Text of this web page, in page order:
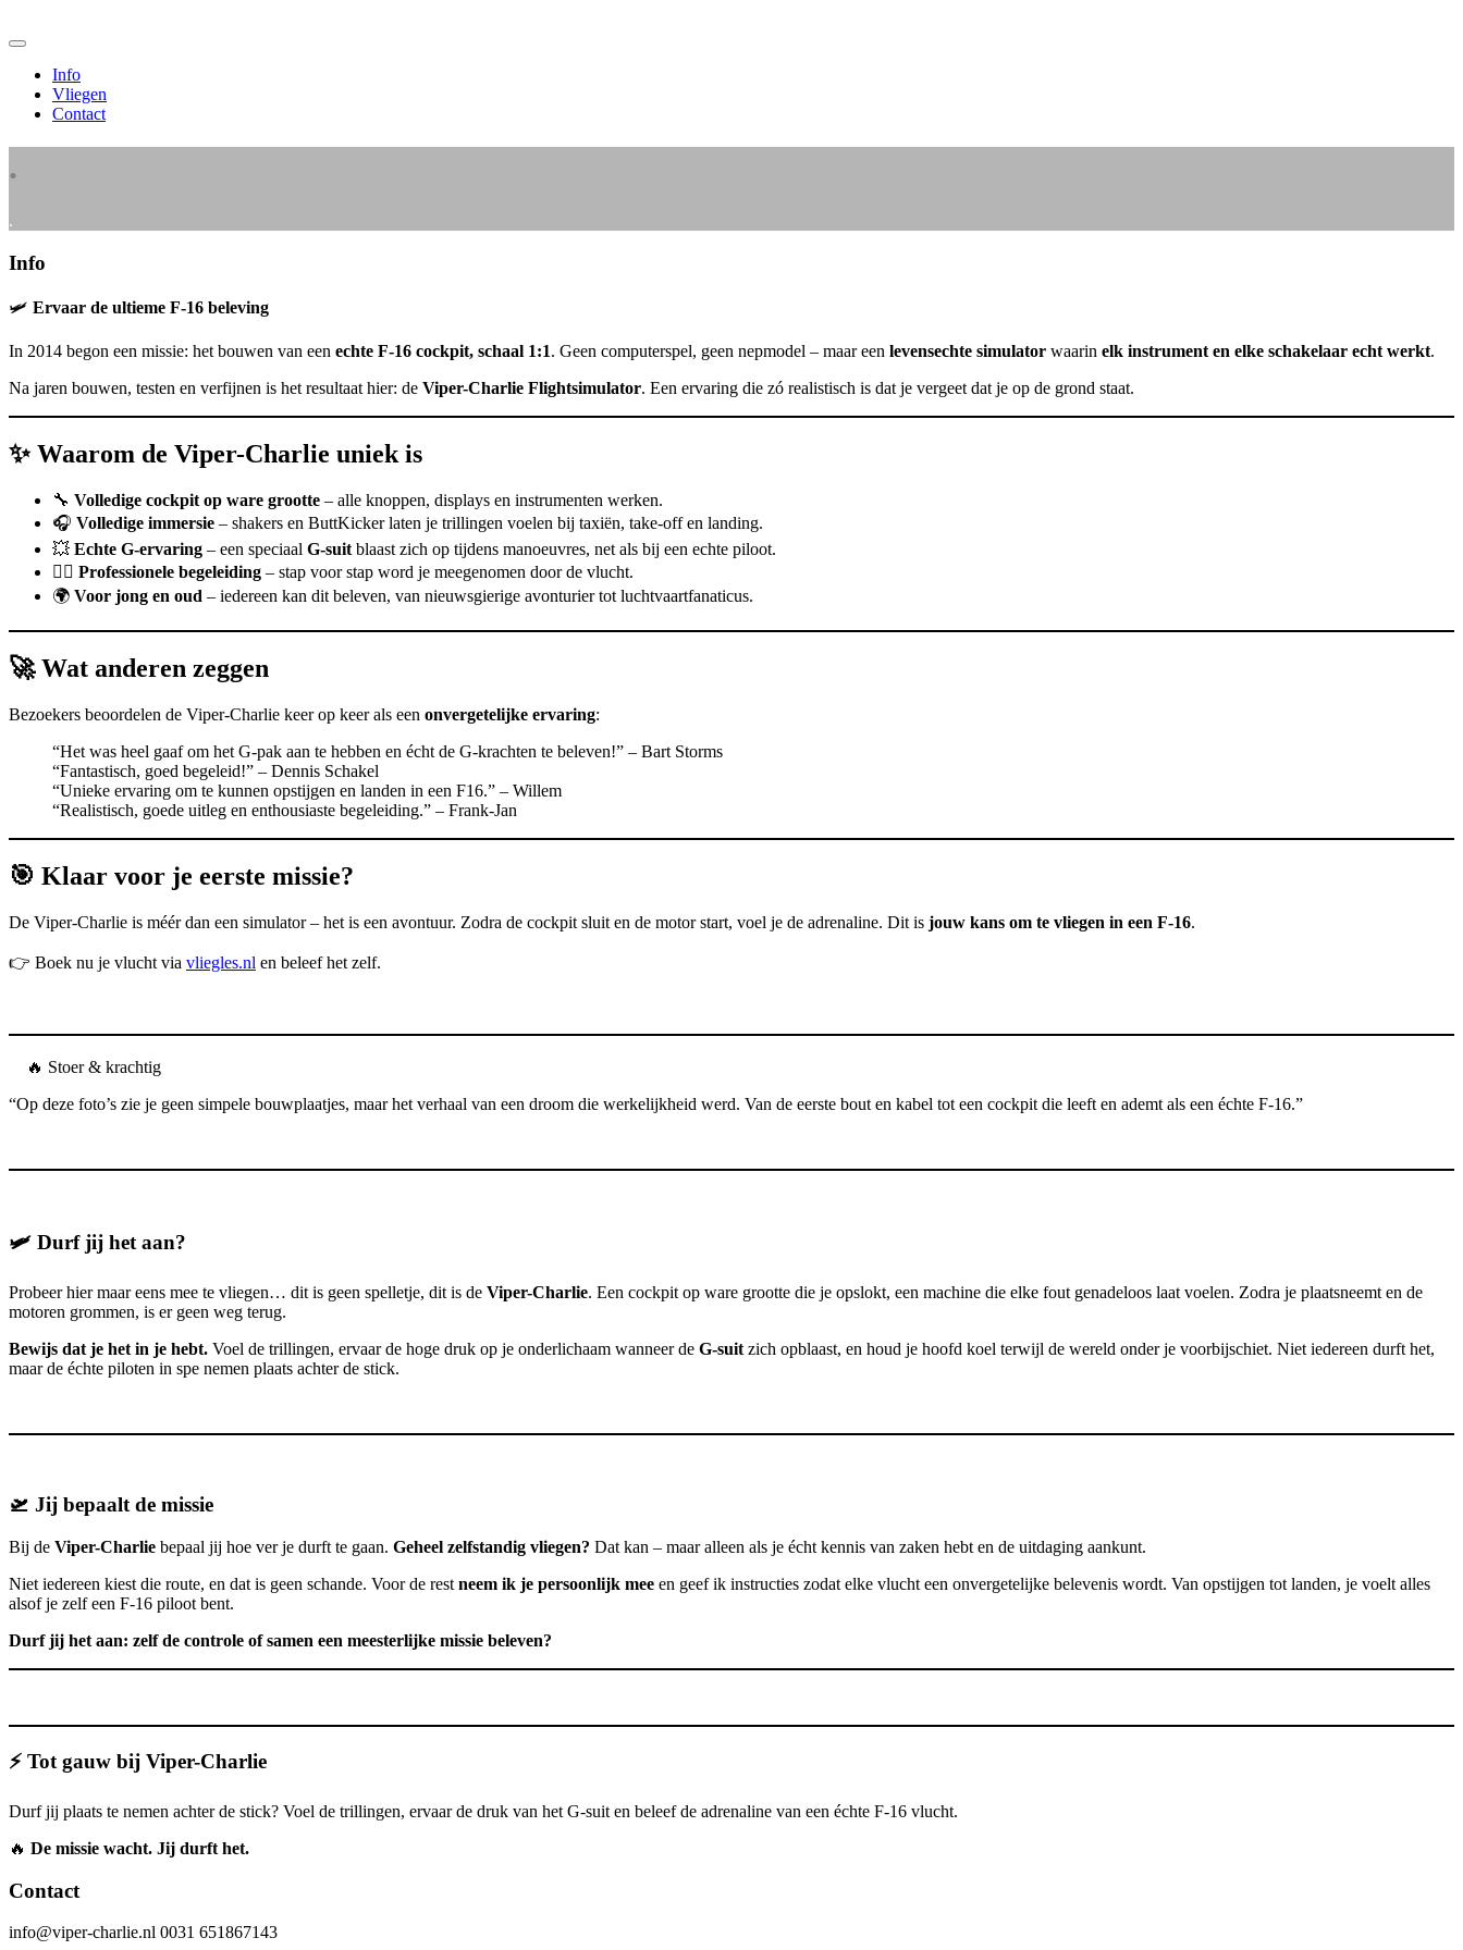
naar
inhoudInfo
Vliegen
Contact
.
.
Info
🛩️ Ervaar de ultieme F-16 beleving
In 2014 begon een missie: het bouwen van een echte F-16 cockpit, schaal 1:1. Geen computerspel, geen nepmodel – maar een levensechte simulator waarin elk instrument en elke schakelaar echt werkt.
Na jaren bouwen, testen en verfijnen is het resultaat hier: de Viper-Charlie Flightsimulator. Een ervaring die zó realistisch is dat je vergeet dat je op de grond staat.
✨ Waarom de Viper-Charlie uniek is
🔧 Volledige cockpit op ware grootte – alle knoppen, displays en instrumenten werken.
🎧 Volledige immersie – shakers en ButtKicker laten je trillingen voelen bij taxiën, take-off en landing.
💥 Echte G-ervaring – een speciaal G-suit blaast zich op tijdens manoeuvres, net als bij een echte piloot.
👨‍✈️ Professionele begeleiding – stap voor stap word je meegenomen door de vlucht.
🌍 Voor jong en oud – iedereen kan dit beleven, van nieuwsgierige avonturier tot luchtvaartfanaticus.
🚀 Wat anderen zeggen
Bezoekers beoordelen de Viper-Charlie keer op keer als een onvergetelijke ervaring:
“Het was heel gaaf om het G-pak aan te hebben en écht de G-krachten te beleven!” – Bart Storms
“Fantastisch, goed begeleid!” – Dennis Schakel
“Unieke ervaring om te kunnen opstijgen en landen in een F16.” – Willem
“Realistisch, goede uitleg en enthousiaste begeleiding.” – Frank-Jan
🎯 Klaar voor je eerste missie?
De Viper-Charlie is méér dan een simulator – het is een avontuur. Zodra de cockpit sluit en de motor start, voel je de adrenaline. Dit is jouw kans om te vliegen in een F-16.
👉 Boek nu je vlucht via vliegles.nl en beleef het zelf.
🔥 Stoer & krachtig
“Op deze foto’s zie je geen simpele bouwplaatjes, maar het verhaal van een droom die werkelijkheid werd. Van de eerste bout en kabel tot een cockpit die leeft en ademt als een échte F-16.”
🛩️ Durf jij het aan?
Probeer hier maar eens mee te vliegen… dit is geen spelletje, dit is de Viper-Charlie. Een cockpit op ware grootte die je opslokt, een machine die elke fout genadeloos laat voelen. Zodra je plaatsneemt en de
motoren grommen, is er geen weg terug.
Bewijs dat je het in je hebt. Voel de trillingen, ervaar de hoge druk op je onderlichaam wanneer de G-suit zich opblaast, en houd je hoofd koel terwijl de wereld onder je voorbijschiet. Niet iedereen durft het,
maar de échte piloten in spe nemen plaats achter de stick.
🛫 Jij bepaalt de missie
Bij de Viper-Charlie bepaal jij hoe ver je durft te gaan. Geheel zelfstandig vliegen? Dat kan – maar alleen als je écht kennis van zaken hebt en de uitdaging aankunt.
Niet iedereen kiest die route, en dat is geen schande. Voor de rest neem ik je persoonlijk mee en geef ik instructies zodat elke vlucht een onvergetelijke belevenis wordt. Van opstijgen tot landen, je voelt alles
alsof je zelf een F-16 piloot bent.
Durf jij het aan: zelf de controle of samen een meesterlijke missie beleven?
⚡ Tot gauw bij Viper-Charlie
Durf jij plaats te nemen achter de stick? Voel de trillingen, ervaar de druk van het G-suit en beleef de adrenaline van een échte F-16 vlucht.
🔥 De missie wacht. Jij durft het.
Contact
info@viper-charlie.nl 0031 651867143